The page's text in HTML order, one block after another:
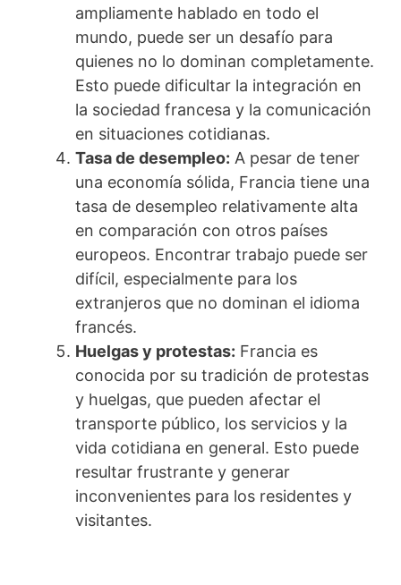
ampliamente hablado en todo el
mundo, puede ser un desafío para
quienes no lo dominan completamente.
Esto puede dificultar la integración en
la sociedad francesa y la comunicación
en situaciones cotidianas.
Tasa de desempleo: A pesar de tener
una economía sólida, Francia tiene una
tasa de desempleo relativamente alta
en comparación con otros países
europeos. Encontrar trabajo puede ser
difícil, especialmente para los
extranjeros que no dominan el idioma
francés.
Huelgas y protestas: Francia es
conocida por su tradición de protestas
y huelgas, que pueden afectar el
transporte público, los servicios y la
vida cotidiana en general. Esto puede
resultar frustrante y generar
inconvenientes para los residentes y
visitantes.